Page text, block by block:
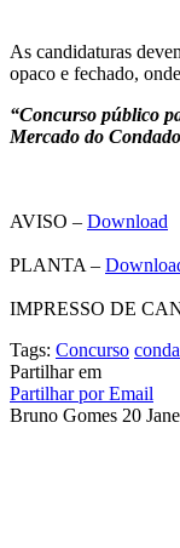
As candidaturas
opaco e fechado,
“Concurso público
Mercado do
AVISO – Download
PLANTA –
IMPRESSO DE
Tags: Concurso
Partilhar em
Partilhar por Email
Bruno Gomes 20